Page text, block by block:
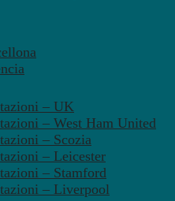
– UK
– West Ham United
– Scozia
– Leicester
– Stamford
– Liverpool